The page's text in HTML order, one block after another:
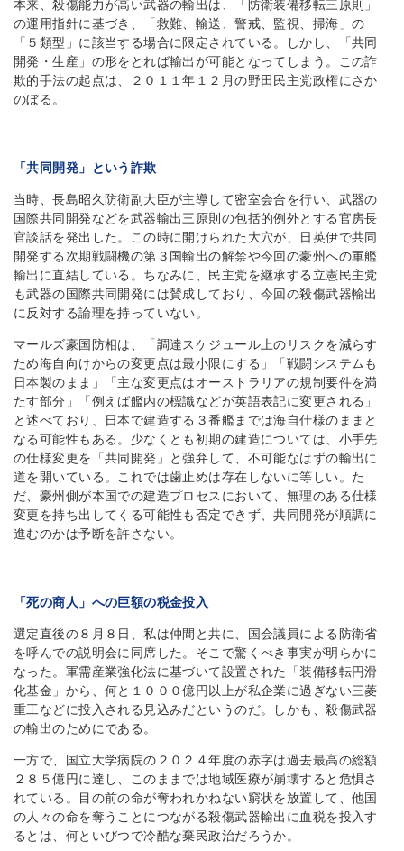
本来、殺傷能力が高い武器の輸出は、「防衛装備移転三原則」
の運用指針に基づき、「救難、輸送、警戒、監視、掃海」の
「５類型」に該当する場合に限定されている。しかし、「共同
開発・生産」の形をとれば輸出が可能となってしまう。この詐
欺的手法の起点は、２０１１年１２月の野田民主党政権にさか
のぼる。
「共同開発」という詐欺
当時、長島昭久防衛副大臣が主導して密室会合を行い、武器の
国際共同開発などを武器輸出三原則の包括的例外とする官房長
官談話を発出した。この時に開けられた大穴が、日英伊で共同
開発する次期戦闘機の第３国輸出の解禁や今回の豪州への軍艦
輸出に直結している。ちなみに、民主党を継承する立憲民主党
も武器の国際共同開発には賛成しており、今回の殺傷武器輸出
に反対する論理を持っていない。
マールズ豪国防相は、「調達スケジュール上のリスクを減らす
ため海自向けからの変更点は最小限にする」「戦闘システムも
日本製のまま」「主な変更点はオーストラリアの規制要件を満
たす部分」「例えば艦内の標識などが英語表記に変更される」
と述べており、日本で建造する３番艦までは海自仕様のままと
なる可能性もある。少なくとも初期の建造については、小手先
の仕様変更を「共同開発」と強弁して、不可能なはずの輸出に
道を開いている。これでは歯止めは存在しないに等しい。た
だ、豪州側が本国での建造プロセスにおいて、無理のある仕様
変更を持ち出してくる可能性も否定できず、共同開発が順調に
進むのかは予断を許さない。
「死の商人」への巨額の税金投入
選定直後の８月８日、私は仲間と共に、国会議員による防衛省
を呼んでの説明会に同席した。そこで驚くべき事実が明らかに
なった。軍需産業強化法に基づいて設置された「装備移転円滑
化基金」から、何と１０００億円以上が私企業に過ぎない三菱
重工などに投入される見込みだというのだ。しかも、殺傷武器
の輸出のためにである。
一方で、国立大学病院の２０２４年度の赤字は過去最高の総額
２８５億円に達し、このままでは地域医療が崩壊すると危惧さ
れている。目の前の命が奪われかねない窮状を放置して、他国
の人々の命を奪うことにつながる殺傷武器輸出に血税を投入す
るとは、何といびつで冷酷な棄民政治だろうか。